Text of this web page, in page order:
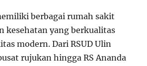
berbagai rumah sakit
kesehatan yang berkualitas
modern. Dari RSUD Ulin
rujukan hingga RS Ananda